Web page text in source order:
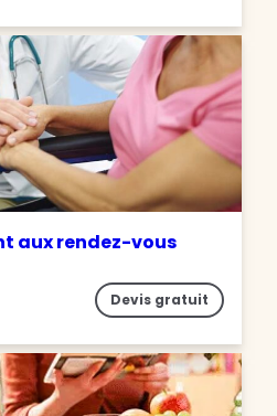
aux rendez-vous
Devis gratuit